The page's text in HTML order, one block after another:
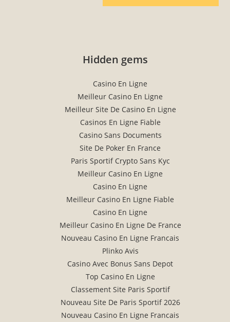
Hidden gems
Casino En Ligne
Meilleur Casino En Ligne
Meilleur Site De Casino En Ligne
Casinos En Ligne Fiable
Casino Sans Documents
Site De Poker En France
Paris Sportif Crypto Sans Kyc
Meilleur Casino En Ligne
Casino En Ligne
Meilleur Casino En Ligne Fiable
Casino En Ligne
Meilleur Casino En Ligne De France
Nouveau Casino En Ligne Francais
Plinko Avis
Casino Avec Bonus Sans Depot
Top Casino En Ligne
Classement Site Paris Sportif
Nouveau Site De Paris Sportif 2026
Nouveau Casino En Ligne Francais